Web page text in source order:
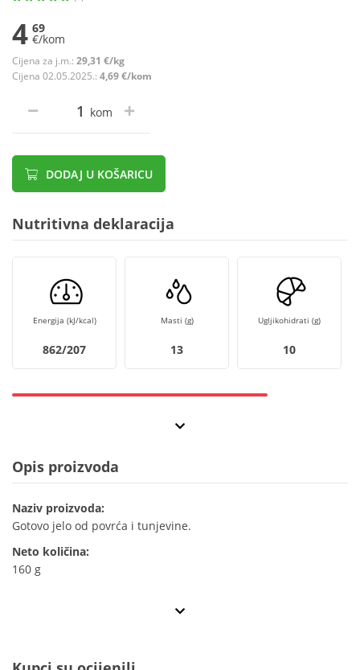
4 69
€/kom
Cijena za j.m.: 29,31 €/kg
Cijena 02.05.2025.: 4,69 €/kom
kom
DODAJ U KOŠARICU
Nutritivna deklaracija
Energija (kJ/kcal)
862/207
Masti (g)
13
Ugljikohidrati (g)
10
Opis proizvoda
Naziv proizvoda:
Gotovo jelo od povrća i tunjevine.
Neto količina:
160 g